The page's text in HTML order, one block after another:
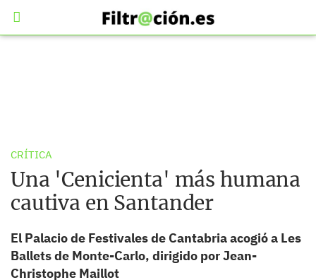
CRÍTICA
Una 'Cenicienta' más humana
cautiva en Santander
El Palacio de Festivales de Cantabria acogió a Les
Ballets de Monte-Carlo, dirigido por Jean-
Christophe Maillot